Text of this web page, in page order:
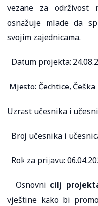
vezane za održivost
osnažuje mlade da
svojim zajednicama.
Datum projekta:
Mjesto: Čechtice,
Uzrast učesnika i
Broj učesnika i
Rok za prijavu:
Osnovni cilj
vještine kako bi